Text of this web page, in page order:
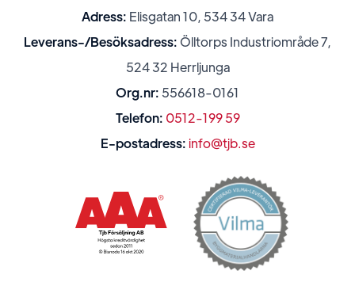
Adress: Elisgatan 10, 534 34 Vara
Leverans-/Besöksadress: Ölltorps Industriområde 7,
524 32 Herrljunga
Org.nr: 556618-0161
Telefon: 0512-199 59
E-postadress: info@tjb.se